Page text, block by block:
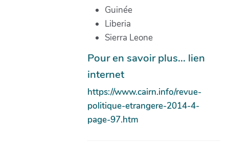
Guinée
Liberia
Sierra Leone
Pour en savoir plus... lien
internet
https://www.cairn.info/revue-
politique-etrangere-2014-4-
page-97.htm